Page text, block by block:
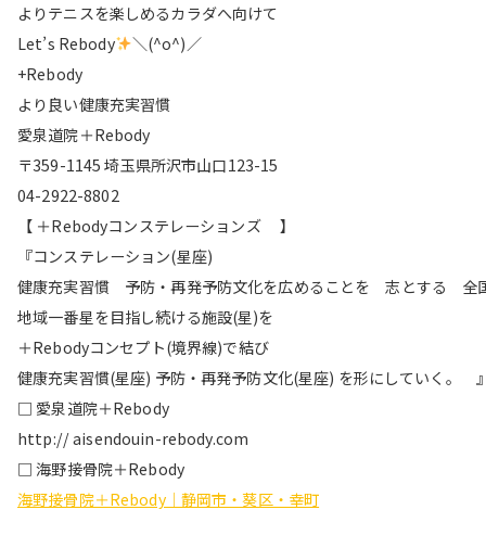
よりテニスを楽しめるカラダへ向けて
Let’s Rebody
＼(^o^)／
+Rebody
より良い健康充実習慣
愛泉道院＋Rebody
〒359-1145 埼玉県所沢市山口123-15
04-2922-8802
【 ＋Rebodyコンステレーションズ 】
『コンステレーション(星座)
健康充実習慣 予防・再発予防文化を広めることを 志とする 全
地域一番星を目指し続ける施設(星)を
＋Rebodyコンセプト(境界線)で結び
健康充実習慣(星座) 予防・再発予防文化(星座) を形にしていく。
□ 愛泉道院＋Rebody
http:// aisendouin-rebody.com
□ 海野接骨院＋Rebody
海野接骨院＋Rebody｜静岡市・葵区・幸町